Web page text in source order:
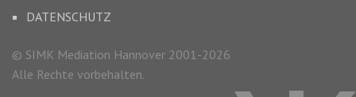
DATENSCHUTZ
© SIMK Mediation Hannover 2001-2026
Alle Rechte vorbehalten.